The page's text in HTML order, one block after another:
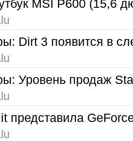
MSI P600 (15,6
Dirt 3 появится в
Уровень продаж
представила